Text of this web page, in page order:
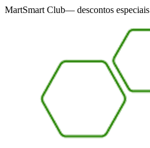
MartSmart Club— descontos